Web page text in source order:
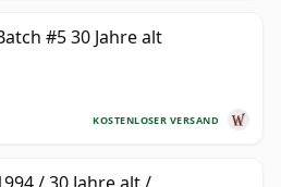
#5 30 Jahre alt
KOSTENLOSER VERSAND